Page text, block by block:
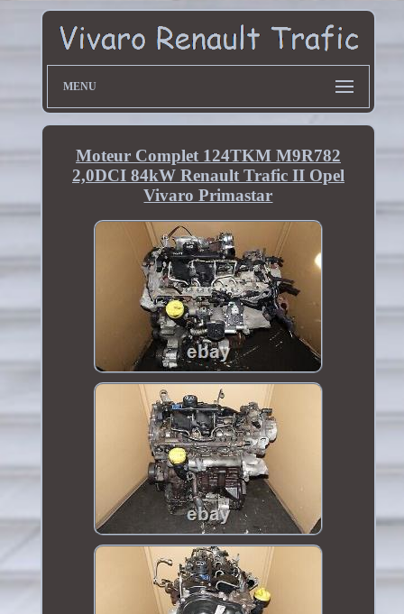
MENU
Moteur Complet 124TKM M9R782
2,0DCI 84kW Renault Trafic II Opel
Vivaro Primastar